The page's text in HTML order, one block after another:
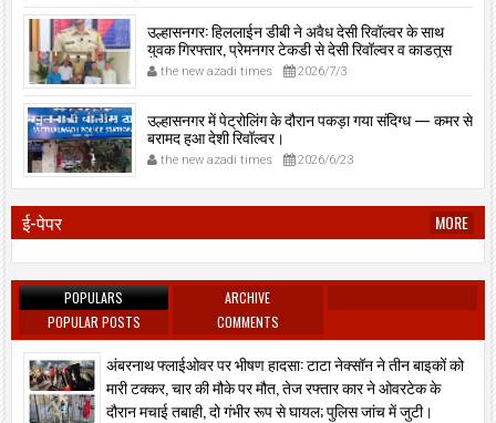
उल्हासनगर: हिललाईन डीबी ने अवैध देसी रिवॉल्वर के साथ
युवक गिरफ्तार, प्रेमनगर टेकडी से देसी रिवॉल्वर व काडतूस
जप्त, इलीगल हथियार साथ पकड़ा गया युवक एक दिन की
पोलीस कोठडी में।
the new azadi times 2026/7/3
उल्हासनगर में पेट्रोलिंग के दौरान पकड़ा गया संदिग्ध — कमर से
बरामद हुआ देशी रिवॉल्वर।
the new azadi times 2026/6/23
ई-पेपर MORE
POPULARS
ARCHIVE
POPULAR POSTS
COMMENTS
अंबरनाथ फ्लाईओवर पर भीषण हादसा: टाटा नेक्सॉन ने तीन बाइकों को
मारी टक्कर, चार की मौके पर मौत, तेज रफ्तार कार ने ओवरटेक के
दौरान मचाई तबाही, दो गंभीर रूप से घायल; पुलिस जांच में जुटी।